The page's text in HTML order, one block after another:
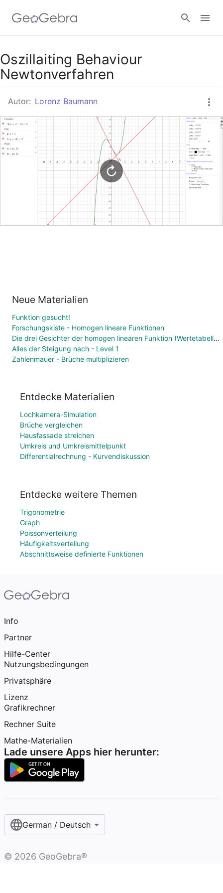
Google Classroom
Anmelden
Oszillaiting Behaviour
Newtonverfahren
Autor: Lorenz Baumann
Neue Materialien
Funktion gesucht!
Forschungskiste - Homogen lineare Funktionen
Die drei Gesichter der homogen linearen Funktion (Wertetabelle, Funktionsgleichung, Graph)
Alles der Steigung nach - Level 1
Zahlenmauer - Brüche multiplizieren
Entdecke Materialien
Lochkamera-Simulation
Brüche vergleichen
Hausfassade streichen
Umkreis und Umkreismittelpunkt
Differentialrechnung - Kurvendiskussion
Entdecke weitere Themen
Trigonometrie
Graph
Poissonverteilung
Häufigkeitsverteilung
Abschnittsweise definierte Funktionen
Info
Partner
Hilfe-Center
Nutzungsbedingungen
Privatsphäre
Lizenz
Grafikrechner
Rechner Suite
Mathe-Materialien
Lade unsere Apps hier herunter:
German / Deutsch
© 2026 GeoGebra®